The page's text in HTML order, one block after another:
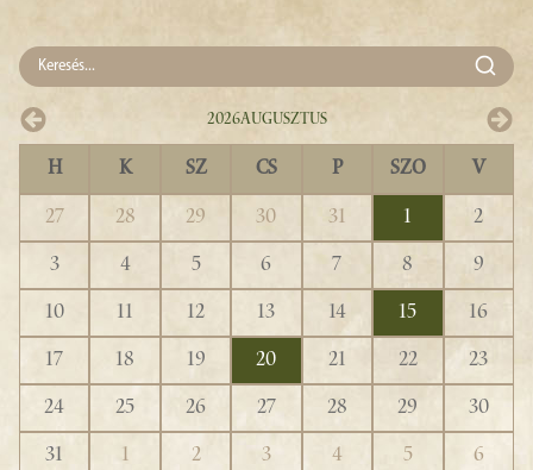
2026Augusztus
H K SZ CS P SZO V
27 28 29 30 31 1
2
3
4 5 6 7 8
9
10
11 12 13 14 15
16
17
18 19 20 21 22
23
24
25 26 27 28 29
30
31
1 2 3 4 5 6